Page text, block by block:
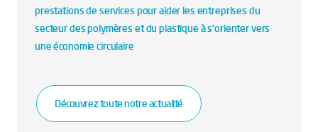
prestations de services pour aider les entreprises du
secteur des polymères et du plastique à s’orienter vers
une économie circulaire
Découvrez toute notre actualité